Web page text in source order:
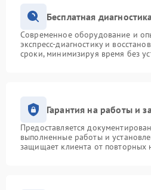
Бесплатная
Современное оборудование и
экспресс-диагностику и
сроки, минимизируя время без
Гарантия на работы и
Предоставляется
выполненные работы и
защищает клиента от повторных